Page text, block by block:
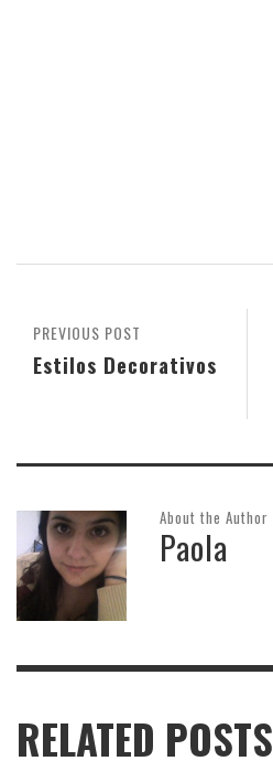
PREVIOUS POST
Estilos Decorativos
About the Author
Paola
RELATED POSTS